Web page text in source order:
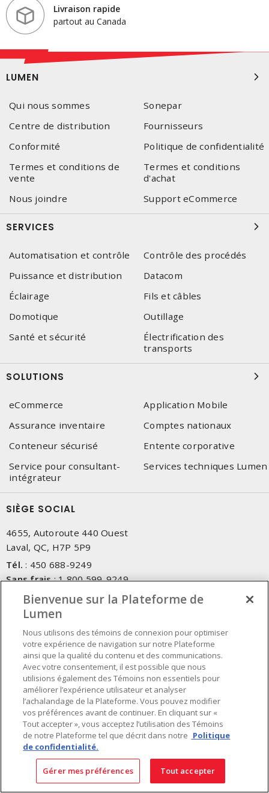
Livraison rapide
partout au Canada
LUMEN
Qui nous sommes
Sonepar
Centre de distribution
Fournisseurs
Conformité
Politique de confidentialité
Termes et conditions de
vente
Termes et conditions
d'achat
Nous joindre
Support eCommerce
SERVICES
Automatisation et contrôle
Contrôle des procédés
Puissance et distribution
Datacom
Éclairage
Fils et câbles
Domotique
Outillage
Santé et sécurité
Électrification des
transports
SOLUTIONS
eCommerce
Application Mobile
Assurance inventaire
Comptes nationaux
Conteneur sécurisé
Entente corporative
Service pour consultant-
intégrateur
Services techniques Lumen
SIÈGE SOCIAL
4655, Autoroute 440 Ouest
Laval, QC, H7P 5P9
Tél. : 450 688-9249
Sans frais:1 800 599-9249
Téléc.:
Service d'urgence
Fait au Canada avec des composants canadiens et importés
INSCRIVEZ-VOUS À L'INFOLETTRE
Obtenez des informations à jour sur les offres de Lumen
Bienvenue sur la Plateforme de
Lumen
Nous utilisons des témoins de connexion pour optimiser
votre expérience de navigation sur notre Plateforme
ainsi que la qualité du contenu et des communications.
Avec votre consentement, il est possible que nous
utilisions également des Témoins non essentiels pour
améliorer l’expérience utilisateur et analyser
l’achalandage de la Plateforme. Vous pouvez modifier
vos préférences avant de continuer. En cliquant sur «
Tout accepter », vous acceptez l’utilisation des Témoins
de notre Plateforme tel que décrit dans notre Politique
de confidentialité.
Gérer mes préférences Tout accepter